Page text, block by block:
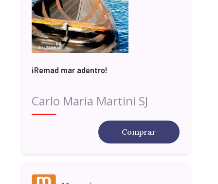
¡Remad mar adentro!
Carlo Maria Martini SJ
Comprar